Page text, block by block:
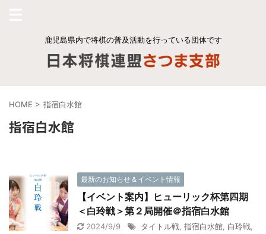
鹿児島県内で将棋の普及活動を行っている団体です
HOME > 指宿白水館
指宿白水館
最新のお知らせ＆イベント情報
【イベント案内】ヒューリック杯第四期
＜白玲戦＞第２局開催＠指宿白水館
2024/9/9 タイトル戦 指宿白水館 白玲戦